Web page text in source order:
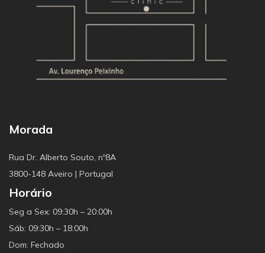
Morada
Rua Dr. Alberto Souto, nº8A
3800-148 Aveiro | Portugal
Horário
Seg a Sex: 09:30h – 20:00h
Sáb: 09:30h – 18:00h
Dom: Fechado